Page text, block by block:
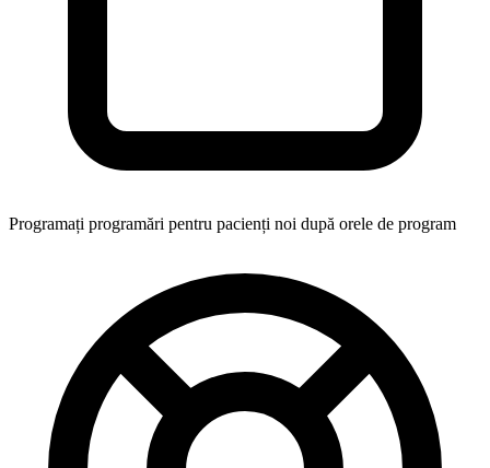
Programați programări pentru pacienți noi după orele de program